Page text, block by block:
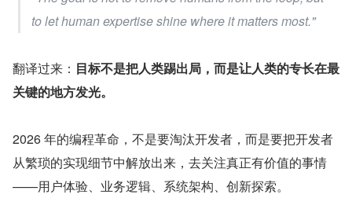
to let human expertise shine where it matters most."
翻译过来： 目标不是把人类踢出局，而是让人类的专长在最
关键的地方发光。
2026 年的编程革命，不是要淘汰开发者，而是要把开发者
从繁琐的实现细节中解放出来，去关注真正有价值的事情
——用户体验、业务逻辑、系统架构、创新探索。